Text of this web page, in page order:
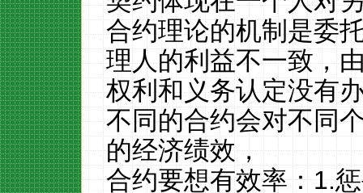
合约理论的机制是委
理人的利益不一致，
权利和义务认定没有
不同的合约会对不同
的经济绩效，
合约要想有效率：1.